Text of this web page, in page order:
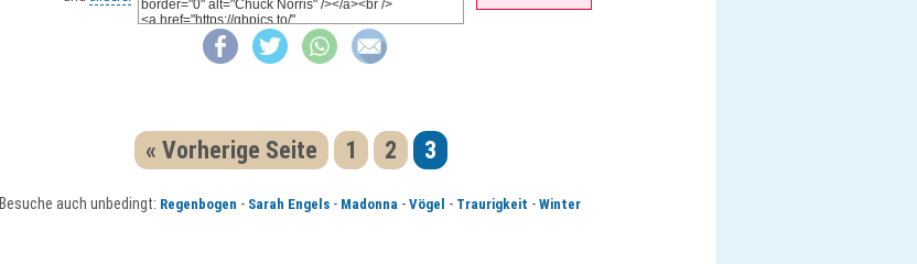
« Vorherige Seite 1 2 3
Besuche auch unbedingt: Regenbogen - Sarah Engels- Madonna - Vögel - Traurigkeit - Winter